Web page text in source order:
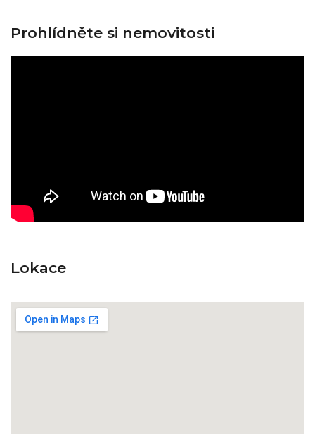
Prohlídněte si nemovitosti
Lokace